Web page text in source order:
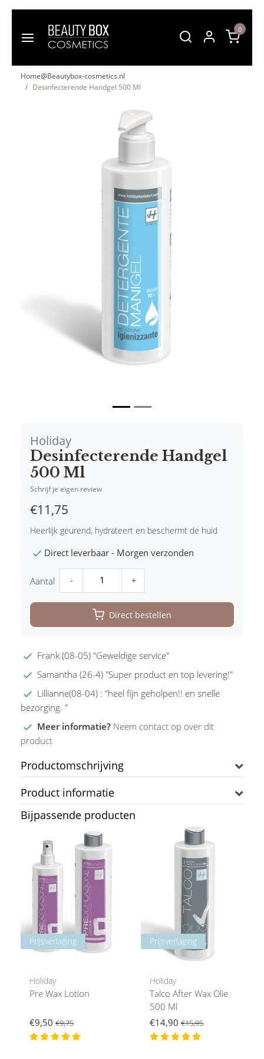
0
Home@Beautybox-cosmetics.nl
Desinfecterende Handgel 500 Ml
Holiday
Desinfecterende Handgel
500 Ml
Schrijf je eigen review
€11,75
Heerlijk geurend, hydrateert en beschermt de huid
Direct leverbaar - Morgen verzonden
Aantal - +
Direct bestellen
Frank (08-05) "Geweldige service"
Samantha (26-4) "Super product en top levering!"
Lillianne(08-04) : "heel fijn geholpen!! en snelle
bezorging. "
Meer informatie? Neem contact op over dit
product
Productomschrijving
Product informatie
Bijpassende producten
Prijsverlaging
Holiday
Pre Wax Lotion
€9,50 €9,75
Prijsverlaging
Holiday
Talco After Wax Olie
500 Ml
€14,90 €15,95